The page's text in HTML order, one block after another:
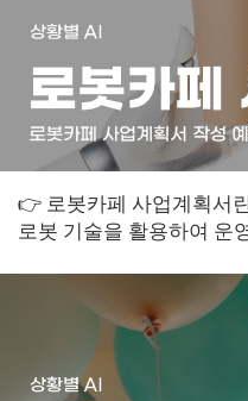
👉 로봇카페 사업계획서
로봇 기술을 활용하여 운